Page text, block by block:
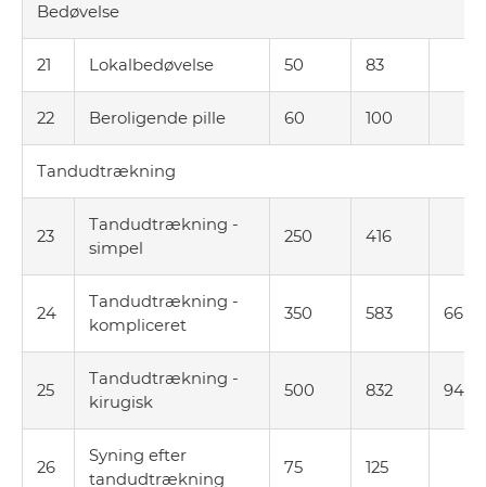
Bedøvelse
21 Lokalbedøvelse 50 83
22 Beroligende pille 60 100
Tandudtrækning
23
Tandudtrækning -
simpel
250 416
24
Tandudtrækning -
kompliceret
350 583 66
25
Tandudtrækning -
kirugisk
500 832 94
26
Syning efter
tandudtrækning
75 125